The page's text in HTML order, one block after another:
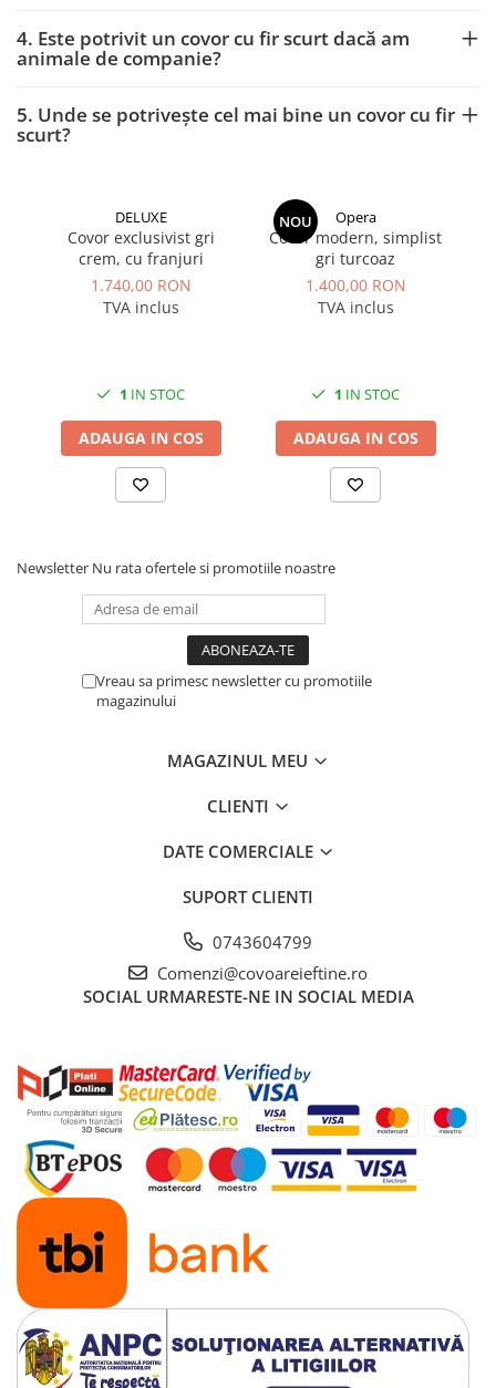
4. Este potrivit un covor cu fir scurt dacă am
animale de companie?
5. Unde se potrivește cel mai bine un covor cu fir
scurt?
DELUXE
Covor exclusivist gri
crem, cu franjuri
1.740,00 RON
TVA inclus
1 IN STOC
ADAUGA IN COS
NOU Opera
Covor modern, simplist
gri turcoaz
1.400,00 RON
TVA inclus
1 IN STOC
ADAUGA IN COS
Newsletter Nu rata ofertele si promotiile noastre
Vreau sa primesc newsletter cu promotiile
magazinului
MAGAZINUL MEU
CLIENTI
DATE COMERCIALE
SUPORT CLIENTI
0743604799
Comenzi@covoareieftine.ro
SOCIAL URMARESTE-NE IN SOCIAL MEDIA